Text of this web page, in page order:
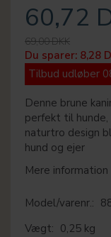
60,72
69,00 DKK
Du sparer: 8,28
Tilbud udløber
Denne brune
perfekt til
naturtro design
hund og ejer
Mere information
Model/varenr.:
Vægt: 0,25 kg